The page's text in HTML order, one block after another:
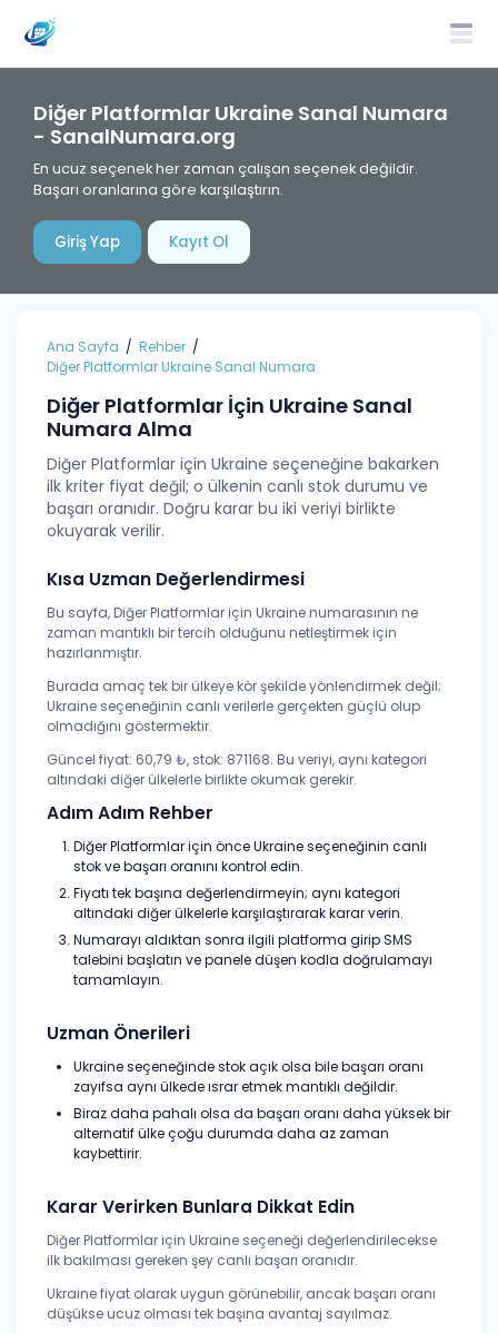
Diğer Platformlar Ukraine Sanal Numara
- SanalNumara.org
En ucuz seçenek her zaman çalışan seçenek değildir.
Başarı oranlarına göre karşılaştırın.
Giriş Yap Kayıt Ol
Ana Sayfa
Rehber
Diğer Platformlar Ukraine Sanal Numara
Diğer Platformlar İçin Ukraine Sanal
Numara Alma
Diğer Platformlar için Ukraine seçeneğine bakarken
ilk kriter fiyat değil; o ülkenin canlı stok durumu ve
başarı oranıdır. Doğru karar bu iki veriyi birlikte
okuyarak verilir.
Kısa Uzman Değerlendirmesi
Bu sayfa, Diğer Platformlar için Ukraine numarasının ne
zaman mantıklı bir tercih olduğunu netleştirmek için
hazırlanmıştır.
Burada amaç tek bir ülkeye kör şekilde yönlendirmek değil;
Ukraine seçeneğinin canlı verilerle gerçekten güçlü olup
olmadığını göstermektir.
Güncel fiyat: 60,79 ₺, stok: 871168. Bu veriyi, aynı kategori
altındaki diğer ülkelerle birlikte okumak gerekir.
Adım Adım Rehber
Diğer Platformlar için önce Ukraine seçeneğinin canlı
stok ve başarı oranını kontrol edin.
Fiyatı tek başına değerlendirmeyin; aynı kategori
altındaki diğer ülkelerle karşılaştırarak karar verin.
Numarayı aldıktan sonra ilgili platforma girip SMS
talebini başlatın ve panele düşen kodla doğrulamayı
tamamlayın.
Uzman Önerileri
Ukraine seçeneğinde stok açık olsa bile başarı oranı
zayıfsa aynı ülkede ısrar etmek mantıklı değildir.
Biraz daha pahalı olsa da başarı oranı daha yüksek bir
alternatif ülke çoğu durumda daha az zaman
kaybettirir.
Karar Verirken Bunlara Dikkat Edin
Diğer Platformlar için Ukraine seçeneği değerlendirilecekse
ilk bakılması gereken şey canlı başarı oranıdır.
Ukraine fiyat olarak uygun görünebilir, ancak başarı oranı
düşükse ucuz olması tek başına avantaj sayılmaz.